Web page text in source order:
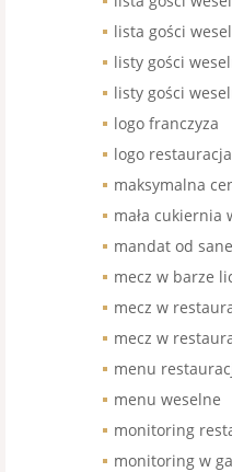
lista gości
listy gości
listy gości
logo franczyza
logo restauracja
maksymalna
mała cukiernia
mandat od
mecz w barze
mecz w
mecz w
menu
menu weselne
monitoring
monitoring w